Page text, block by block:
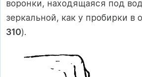
воронки, находящаяся под
зеркальной, как у пробирки в
310).